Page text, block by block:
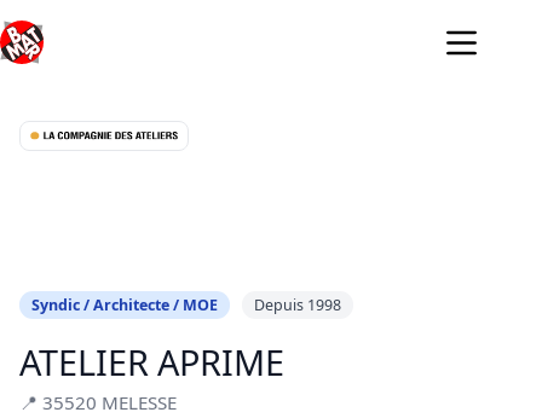
au
contenu
Syndic / Architecte / MOE Depuis 1998
ATELIER APRIME
📍 35520 MELESSE